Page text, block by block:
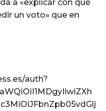
a «explicar con qué
un voto» que en
auth?